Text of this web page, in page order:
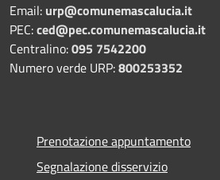
Email: urp@comunemascalucia.it
PEC:ced@pec.comunemascalucia.it
Centralino:095 7542200
Numero verde URP:800253352
Prenotazione appuntamento
Segnalazione disservizio